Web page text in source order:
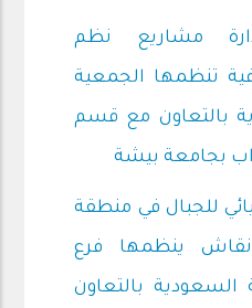
مشاريع نظم
تنظمها الجمعية
بالتعاون مع قسم
بجامعة بيشة
للجبال في منطقة
ينظمها فرع
السعودية بالتعاون